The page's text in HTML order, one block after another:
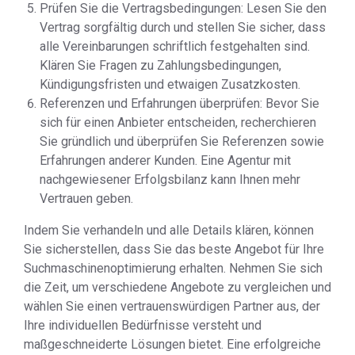
Prüfen Sie die Vertragsbedingungen: Lesen Sie den
Vertrag sorgfältig durch und stellen Sie sicher, dass
alle Vereinbarungen schriftlich festgehalten sind.
Klären Sie Fragen zu Zahlungsbedingungen,
Kündigungsfristen und etwaigen Zusatzkosten.
Referenzen und Erfahrungen überprüfen: Bevor Sie
sich für einen Anbieter entscheiden, recherchieren
Sie gründlich und überprüfen Sie Referenzen sowie
Erfahrungen anderer Kunden. Eine Agentur mit
nachgewiesener Erfolgsbilanz kann Ihnen mehr
Vertrauen geben.
Indem Sie verhandeln und alle Details klären, können
Sie sicherstellen, dass Sie das beste Angebot für Ihre
Suchmaschinenoptimierung erhalten. Nehmen Sie sich
die Zeit, um verschiedene Angebote zu vergleichen und
wählen Sie einen vertrauenswürdigen Partner aus, der
Ihre individuellen Bedürfnisse versteht und
maßgeschneiderte Lösungen bietet. Eine erfolgreiche